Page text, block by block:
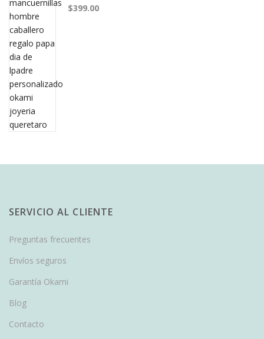
$399.00
SERVICIO AL CLIENTE
Preguntas frecuentes
Envíos seguros
Garantía Okami
Blog
Contacto